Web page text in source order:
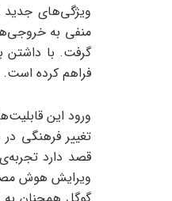
ویژگی‌های جدید
منفی به
فراهم کرده است.
تغییر فرهنگی
قصد دارد
ویرایش هوش